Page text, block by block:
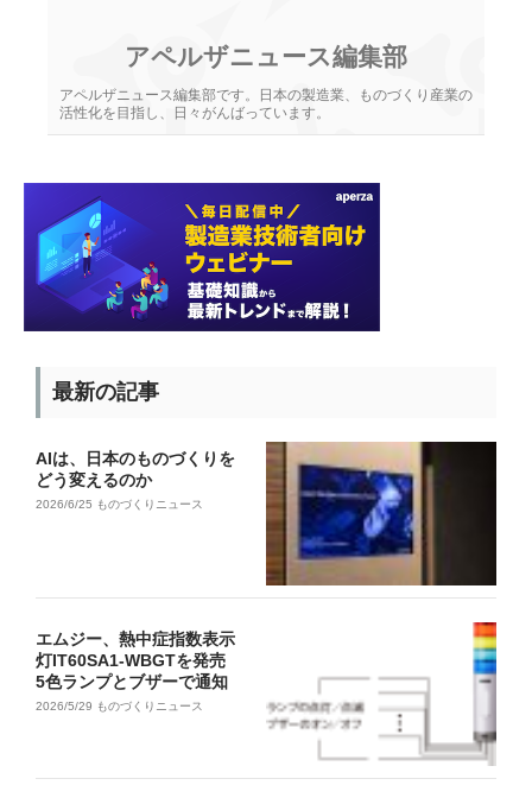
アペルザニュース編集部
アペルザニュース編集部です。日本の製造業、ものづくり産業の
活性化を目指し、日々がんばっています。
最新の記事
AIは、日本のものづくりを
どう変えるのか
2026/6/25 ものづくりニュース
エムジー、熱中症指数表示
灯IT60SA1-WBGTを発売
5色ランプとブザーで通知
2026/5/29 ものづくりニュース